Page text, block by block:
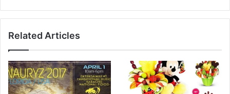
м
,
с
м
о
п
з
д
к
Related Articles